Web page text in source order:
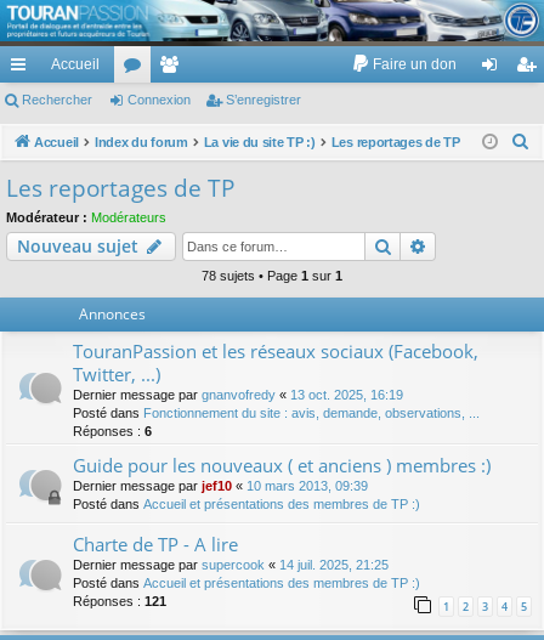
TouranPassion
Le forum des propriétaires ou futurs acquéreurs du Volkswagen Touran
cc
ès
pi
de
Accueil
or
u
e
m
Faire un don
ne nr
Rechercher Connexion S’enregistrer
Accueil Index du forum La vie du site TP :) Les reportages de TP
c
Les reportages de TP
Modérateur : Modérateurs
Nouveau sujet Rechercher
78 sujets • Page 1 sur 1
Annonces
TouranPassion et les réseaux sociaux (Facebook,
Twitter, ...)
Dernier message par gnanvofredy « 13 oct. 2025, 16:19
Posté dans Fonctionnement du site : avis, demande, observations, ...
Réponses : 6
Guide pour les nouveaux ( et anciens ) membres :)
Dernier message par jef10 « 10 mars 2013, 09:39
Posté dans Accueil et présentations des membres de TP :)
Charte de TP - A lire
Dernier message par supercook « 14 juil. 2025, 21:25
Posté dans Accueil et présentations des membres de TP :)
Réponses : 121 1 2 3 4 5